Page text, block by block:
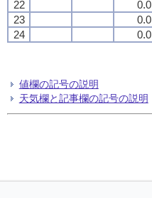
22
0.0
23
0.0
24
0.0
値欄の記号の説明
天気欄と記事欄の記号の説明